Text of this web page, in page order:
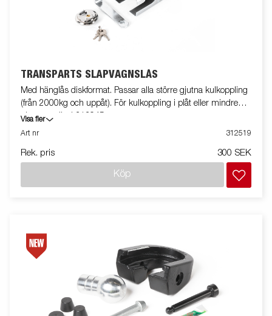
TRANSPARTS SLÄPVAGNSLÅS
Med hänglås diskformat. Passar alla större gjutna kulkoppling
(från 2000kg och uppåt). För kulkoppling i plåt eller mindre
gjutna använd 313945
Visa fler
Art nr
312519
Rek. pris 300 SEK
Köp